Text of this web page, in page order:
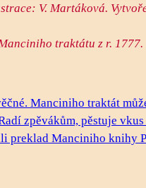
V. Martáková.
traktátu z r. 1777.
Manciniho traktát
zpěvákům, pěstuje
preklad Manciniho knihy